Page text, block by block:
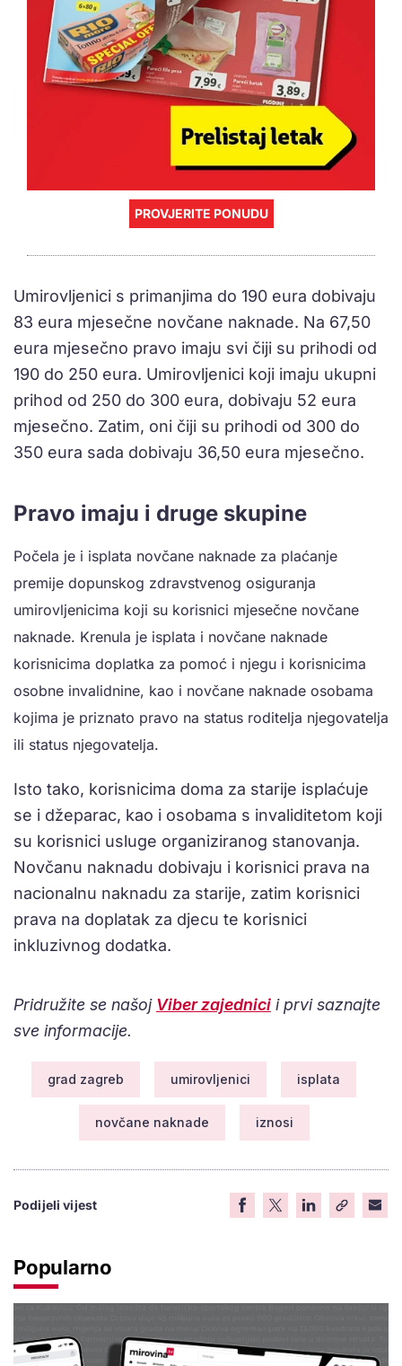
PROVJERITE PONUDU
Umirovljenici s primanjima do 190 eura dobivaju
83 eura mjesečne novčane naknade. Na 67,50
eura mjesečno pravo imaju svi čiji su prihodi od
190 do 250 eura. Umirovljenici koji imaju ukupni
prihod od 250 do 300 eura, dobivaju 52 eura
mjesečno. Zatim, oni čiji su prihodi od 300 do
350 eura sada dobivaju 36,50 eura mjesečno.
Pravo imaju i druge skupine
Počela je i isplata novčane naknade za plaćanje
premije dopunskog zdravstvenog osiguranja
umirovljenicima koji su korisnici mjesečne novčane
naknade. Krenula je isplata i novčane naknade
korisnicima doplatka za pomoć i njegu i korisnicima
osobne invalidnine, kao i novčane naknade osobama
kojima je priznato pravo na status roditelja njegovatelja
ili status njegovatelja.
Isto tako, korisnicima doma za starije isplaćuje
se i džeparac, kao i osobama s invaliditetom koji
su korisnici usluge organiziranog stanovanja.
Novčanu naknadu dobivaju i korisnici prava na
nacionalnu naknadu za starije, zatim korisnici
prava na doplatak za djecu te korisnici
inkluzivnog dodatka.
Pridružite se našoj Viber zajednici i prvi saznajte
sve informacije.
grad zagreb umirovljenici isplata
novčane naknade iznosi
Podijeli vijest
Popularno